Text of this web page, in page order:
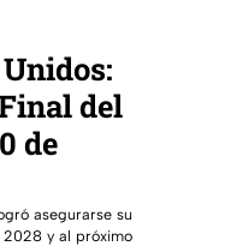
del
de
asegurarse su
2028 y al próximo